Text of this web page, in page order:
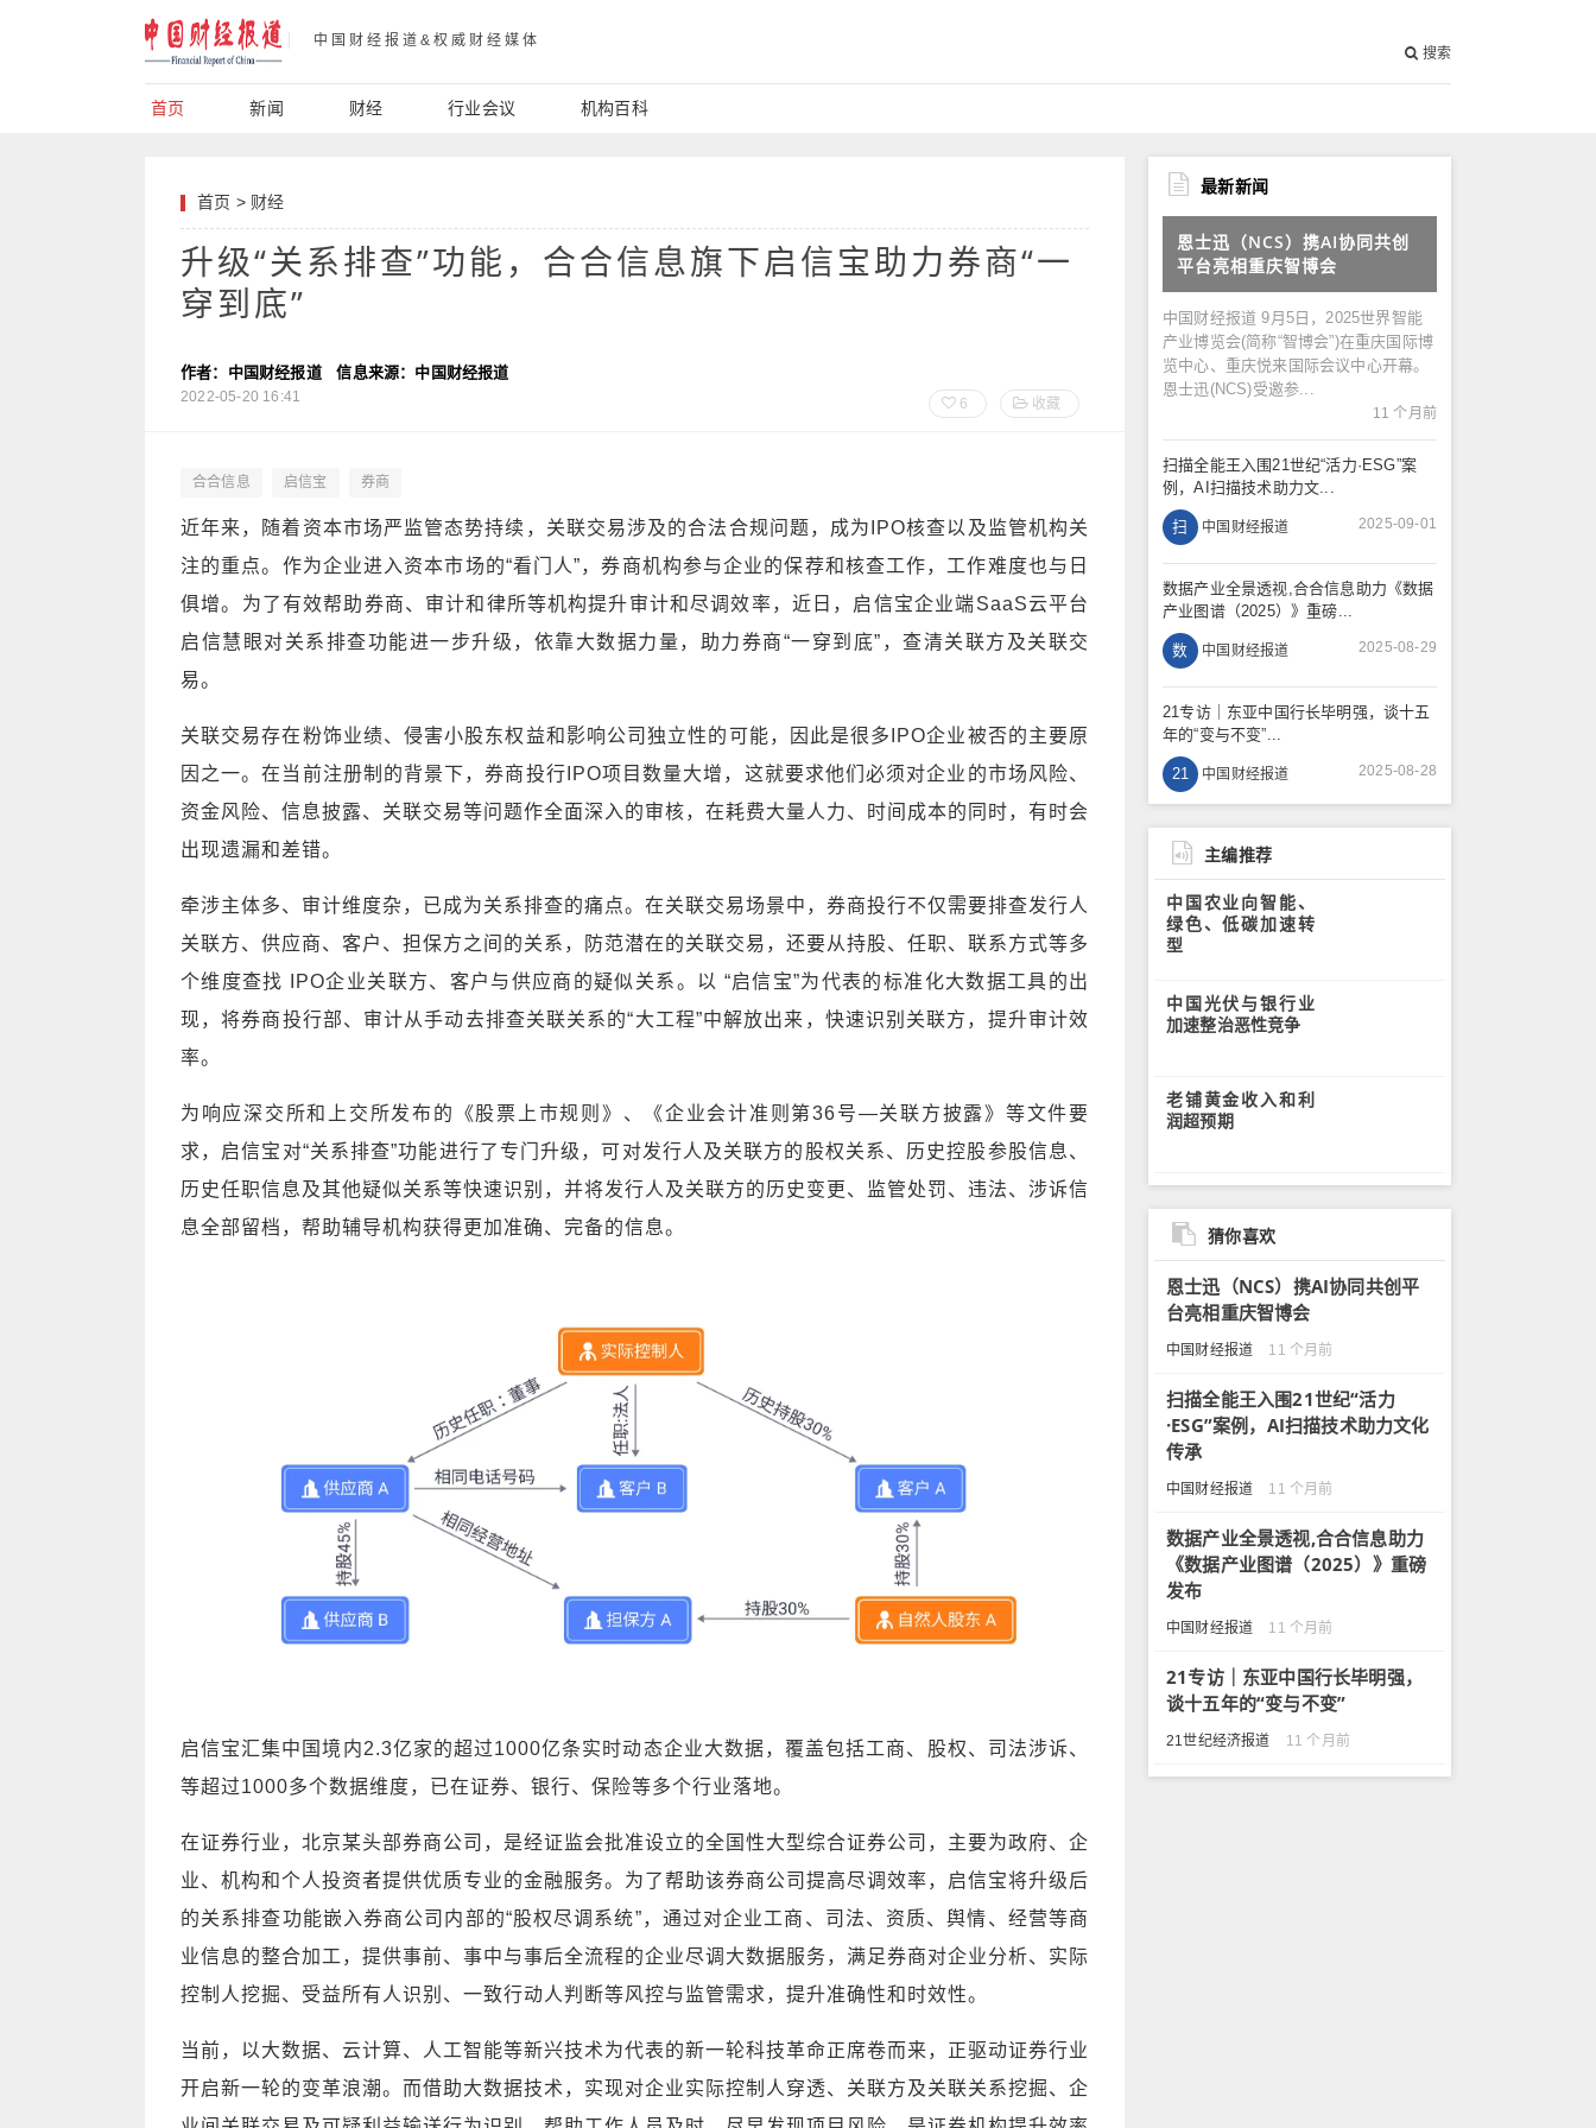
中国财经报道&权威财经媒体
搜索
首页 新闻 财经 行业会议 机构百科
首页 > 财经
升级“关系排查”功能，合合信息旗下启信宝助力券商“一
穿到底”
作者：中国财经报道 信息来源：中国财经报道
2022-05-20 16:41 6 收藏
合合信息 启信宝 券商
近年来，随着资本市场严监管态势持续，关联交易涉及的合法合规问题，成为IPO核查以及监管机构关
注的重点。作为企业进入资本市场的“看门人”，券商机构参与企业的保荐和核查工作，工作难度也与日
俱增。为了有效帮助券商、审计和律所等机构提升审计和尽调效率，近日，启信宝企业端SaaS云平台
启信慧眼对关系排查功能进一步升级，依靠大数据力量，助力券商“一穿到底”，查清关联方及关联交
易。
关联交易存在粉饰业绩、侵害小股东权益和影响公司独立性的可能，因此是很多IPO企业被否的主要原
因之一。在当前注册制的背景下，券商投行IPO项目数量大增，这就要求他们必须对企业的市场风险、
资金风险、信息披露、关联交易等问题作全面深入的审核，在耗费大量人力、时间成本的同时，有时会
出现遗漏和差错。
牵涉主体多、审计维度杂，已成为关系排查的痛点。在关联交易场景中，券商投行不仅需要排查发行人
关联方、供应商、客户、担保方之间的关系，防范潜在的关联交易，还要从持股、任职、联系方式等多
个维度查找 IPO企业关联方、客户与供应商的疑似关系。以 “启信宝”为代表的标准化大数据工具的出
现，将券商投行部、审计从手动去排查关联关系的“大工程”中解放出来，快速识别关联方，提升审计效
率。
为响应深交所和上交所发布的《股票上市规则》、《企业会计准则第36号—关联方披露》等文件要
求，启信宝对“关系排查”功能进行了专门升级，可对发行人及关联方的股权关系、历史控股参股信息、
历史任职信息及其他疑似关系等快速识别，并将发行人及关联方的历史变更、监管处罚、违法、涉诉信
息全部留档，帮助辅导机构获得更加准确、完备的信息。
启信宝汇集中国境内2.3亿家的超过1000亿条实时动态企业大数据，覆盖包括工商、股权、司法涉诉、
等超过1000多个数据维度，已在证券、银行、保险等多个行业落地。
在证券行业，北京某头部券商公司，是经证监会批准设立的全国性大型综合证券公司，主要为政府、企
业、机构和个人投资者提供优质专业的金融服务。为了帮助该券商公司提高尽调效率，启信宝将升级后
的关系排查功能嵌入券商公司内部的“股权尽调系统”，通过对企业工商、司法、资质、舆情、经营等商
业信息的整合加工，提供事前、事中与事后全流程的企业尽调大数据服务，满足券商对企业分析、实际
控制人挖掘、受益所有人识别、一致行动人判断等风控与监管需求，提升准确性和时效性。
当前，以大数据、云计算、人工智能等新兴技术为代表的新一轮科技革命正席卷而来，正驱动证券行业
开启新一轮的变革浪潮。而借助大数据技术，实现对企业实际控制人穿透、关联方及关联关系挖掘、企
最新新闻
恩士迅（NCS）携AI协同共创
平台亮相重庆智博会
中国财经报道 9月5日，2025世界智能
产业博览会(简称“智博会”)在重庆国际博
览中心、重庆悦来国际会议中心开幕。
恩士迅(NCS)受邀参...
11 个月前
扫描全能王入围21世纪“活力·ESG”案
例，AI扫描技术助力文...
扫 中国财经报道 2025-09-01
数据产业全景透视,合合信息助力《数据
产业图谱（2025）》重磅...
数 中国财经报道 2025-08-29
21专访｜东亚中国行长毕明强，谈十五
年的“变与不变”...
21 中国财经报道 2025-08-28
主编推荐
中国农业向智能、
绿色、低碳加速转
型
中国光伏与银行业
加速整治恶性竞争
老铺黄金收入和利
润超预期
猜你喜欢
恩士迅（NCS）携AI协同共创平
台亮相重庆智博会
中国财经报道 11 个月前
扫描全能王入围21世纪“活力
·ESG”案例，AI扫描技术助力文化
传承
中国财经报道 11 个月前
数据产业全景透视,合合信息助力
《数据产业图谱（2025）》重磅
发布
中国财经报道 11 个月前
21专访｜东亚中国行长毕明强，
谈十五年的“变与不变”
21世纪经济报道 11 个月前